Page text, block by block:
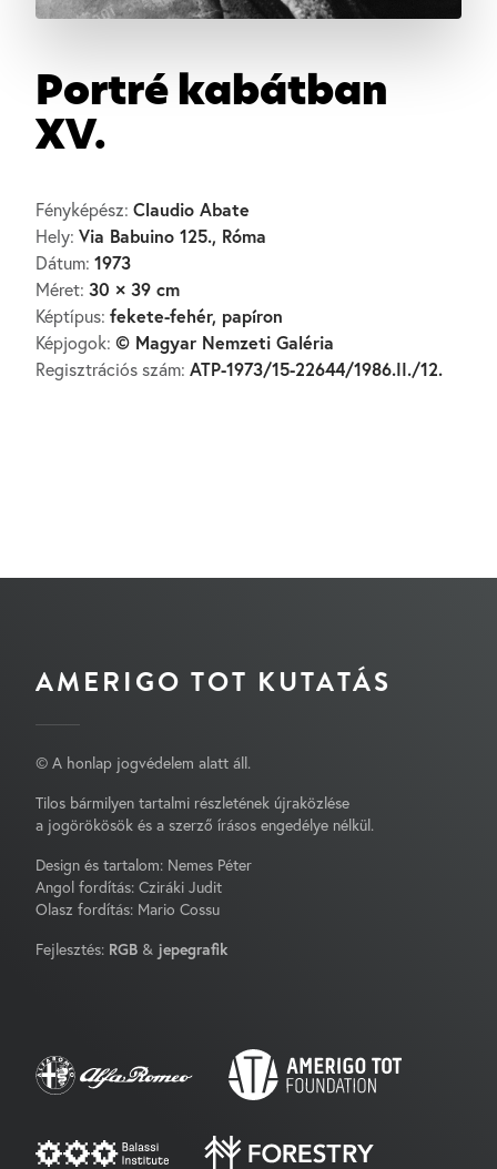
Portré kabátban
XV.
Fényképész: Claudio Abate
Hely: Via Babuino 125., Róma
Dátum: 1973
Méret: 30 × 39 cm
Képtípus: fekete-fehér, papíron
Képjogok: © Magyar Nemzeti Galéria
Regisztrációs szám: ATP-1973/15-22644/1986.II./12.
AMERIGO TOT KUTATÁS
© A honlap jogvédelem alatt áll.
Tilos bármilyen tartalmi részletének újraközlése
a jogörökösök és a szerző írásos engedélye nélkül.
Design és tartalom: Nemes Péter
Angol fordítás: Cziráki Judit
Olasz fordítás: Mario Cossu
Fejlesztés: RGB & jepegrafik